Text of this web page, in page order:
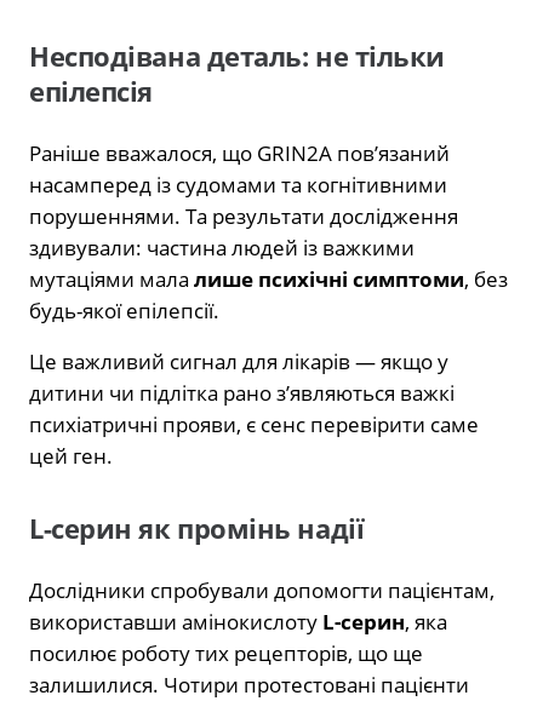
Несподівана деталь: не тільки
епілепсія
Раніше вважалося, що GRIN2A пов’язаний
насамперед із судомами та когнітивними
порушеннями. Та результати дослідження
здивували: частина людей із важкими
мутаціями мала лише психічні симптоми, без
будь-якої епілепсії.
Це важливий сигнал для лікарів — якщо у
дитини чи підлітка рано з’являються важкі
психіатричні прояви, є сенс перевірити саме
цей ген.
L-серин як промінь надії
Дослідники спробували допомогти пацієнтам,
використавши амінокислоту L-серин, яка
посилює роботу тих рецепторів, що ще
залишилися. Чотири протестовані пацієнти